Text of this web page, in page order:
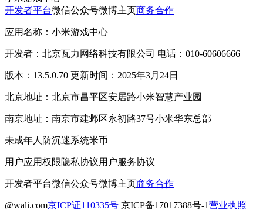
开发者平台微信公众号微博主页商务合作
应用名称：小米游戏中心
开发者：北京瓦力网络科技有限公司 电话：010-60606666
版本：13.5.0.70 更新时间：2025年3月24日
北京地址：北京市昌平区安居路小米智慧产业园
南京地址：南京市建邺区永初路37号小米华东总部
未成年人防沉迷系统米币
用户应用权限隐私协议用户服务协议
开发者平台微信公众号微博主页商务合作
@wali.com京ICP证110335号 京ICP备17017388号-1营业执照